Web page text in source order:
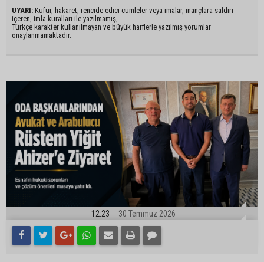
UYARI: Küfür, hakaret, rencide edici cümleler veya imalar, inançlara saldırı
içeren, imla kuralları ile yazılmamış,
Türkçe karakter kullanılmayan ve büyük harflerle yazılmış yorumlar
onaylanmamaktadır.
12:23 30 Temmuz 2026